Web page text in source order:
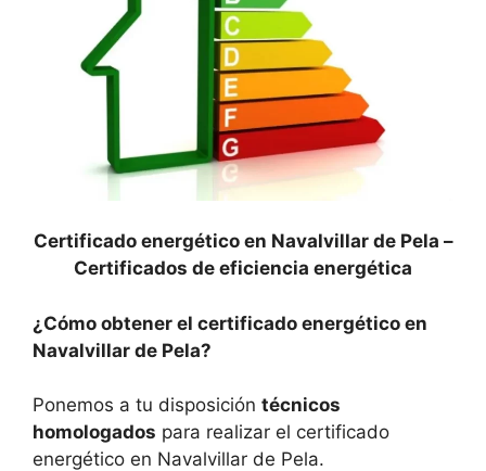
Certificado energético en Navalvillar de Pela –
Certificados de eficiencia energética
¿Cómo obtener el certificado energético en
Navalvillar de Pela?
Ponemos a tu disposición técnicos
homologados para realizar el certificado
energético en Navalvillar de Pela.